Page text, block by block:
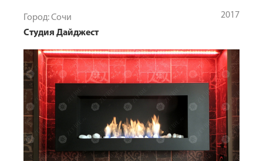
Город: Сочи
2017
Студия Дайджест